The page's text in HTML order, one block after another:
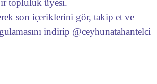
topluluk üyesi.
son içeriklerini gör, takip et ve
indirip @ceyhunatahantelci